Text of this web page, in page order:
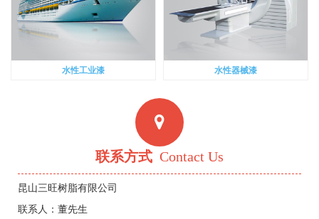
水性工业漆 水性器械漆
联系方式 Contact Us
昆山三旺树脂有限公司
联系人：董先生